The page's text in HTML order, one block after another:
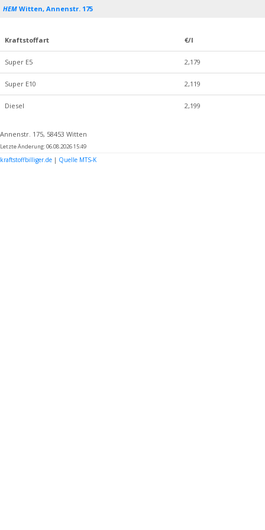
HEM Witten, Annenstr. 175
Kraftstoffart €/l
Super E5 2,179
Super E10 2,119
Diesel 2,199
Annenstr. 175, 58453 Witten
Letzte Änderung: 06.08.2026 15:49
kraftstoffbilliger.de | Quelle MTS-K